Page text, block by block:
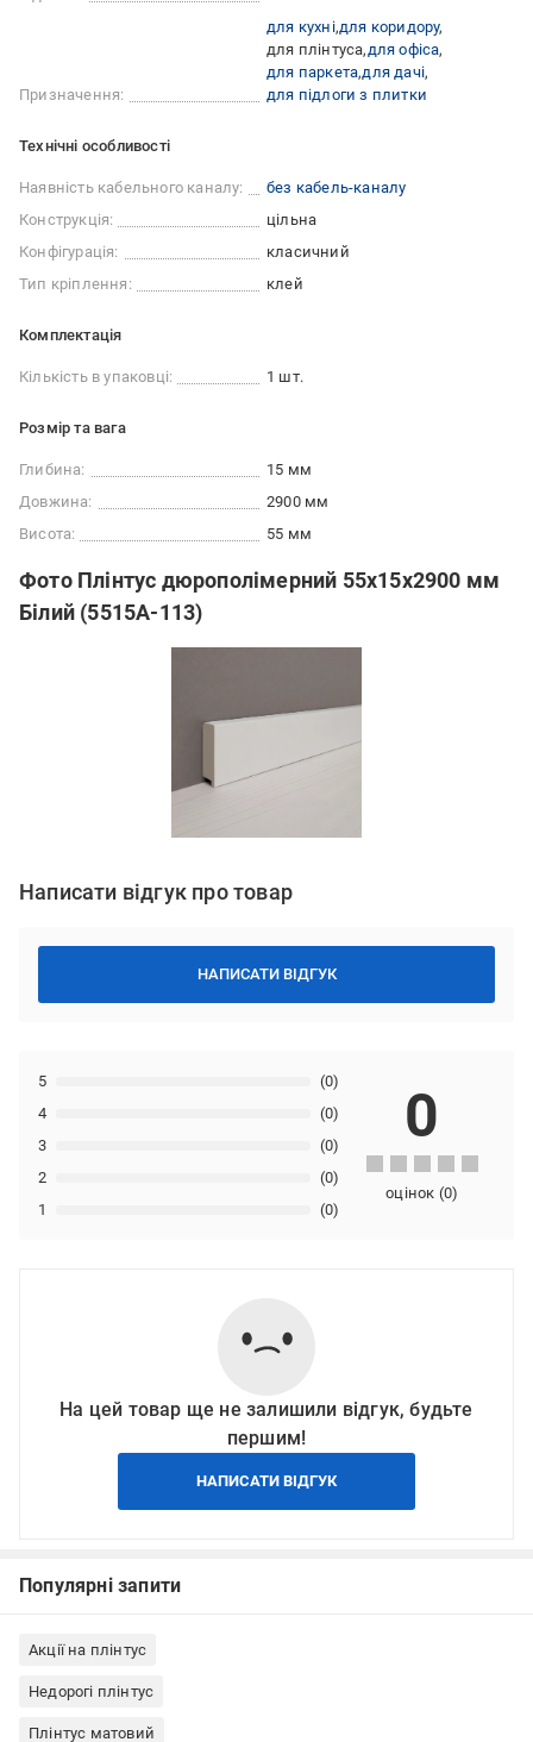
Призначення:
для кухні для коридору
для плінтуса для офіса
для паркета для дачі
для підлоги з плитки
Технічні особливості
Наявність кабельного каналу:
без кабель-каналу
Конструкція:
цільна
Конфігурація:
класичний
Тип кріплення:
клей
Комплектація
Кількість в упаковці: 1 шт.
Розмір та вага
Глибина:
15 мм
Довжина:
2900 мм
Висота:
55 мм
Фото Плінтус дюрополімерний 55х15х2900 мм
Білий (5515A-113)
Написати відгук про товар
НАПИСАТИ ВІДГУК
1 (0)
2 (0)
3 (0)
4 (0)
5 (0)
0
оцінок (0)
На цей товар ще не залишили відгук, будьте
першим!
НАПИСАТИ ВІДГУК
Популярні запити
Акції на плінтус
Недорогі плінтус
Плінтус матовий